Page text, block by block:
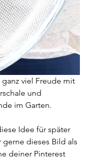
ganz viel Freude mit
und
im Garten.
Idee für später
dieses Bild als
deiner Pinterest